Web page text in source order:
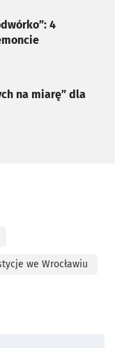
4
na miarę” dla
we Wrocławiu